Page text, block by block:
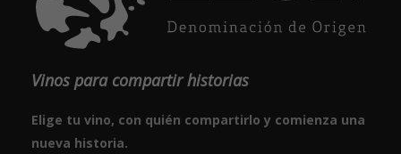
Vinos para compartir historias
Elige tu vino, con quién compartirlo y comienza una
nueva historia.